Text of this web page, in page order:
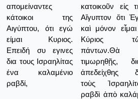
απομείναντες
κάτοικοι της
Αιγύπτου, ότι εγώ
είμαι Κυριος.
Επειδή συ εγινες
δια τους Ισραηλίτας
ένα καλαμένιο
ραβδί,
κατοικοῦν εἰς
Αἴγυπτον ὅτι
καὶ μόνον
Κύριος
πάντων.Θὰ
τιμωρηθῇς,
ἀπεδείχθης
τοὺς
ραβδὶ ἀπὸ